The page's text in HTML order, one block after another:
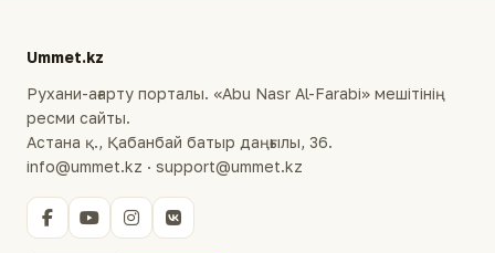
Ummet.kz
Рухани-ағарту порталы. «Abu Nasr Al-Farabi» мешітінің
ресми сайты.
Астана қ., Қабанбай батыр даңғылы, 36.
info@ummet.kz · support@ummet.kz